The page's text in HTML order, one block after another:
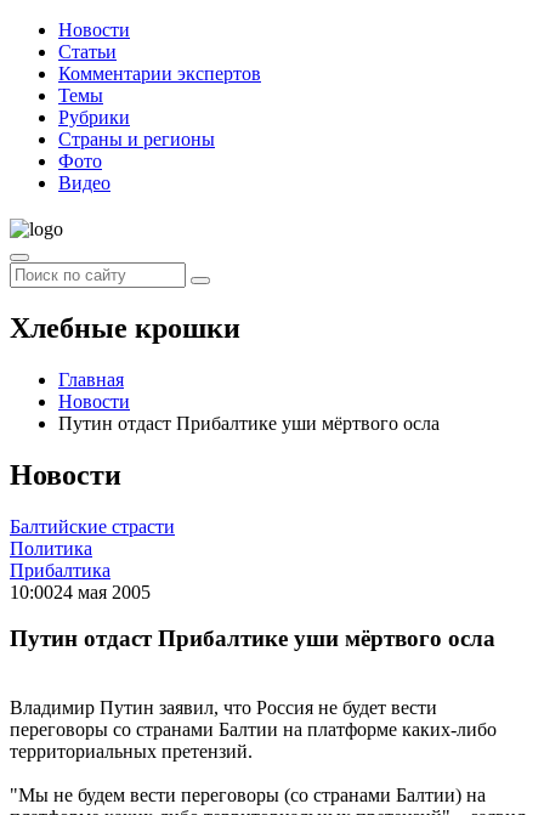
Новости
Статьи
Комментарии экспертов
Темы
Рубрики
Страны и регионы
Фото
Видео
Хлебные крошки
Главная
Новости
Путин отдаст Прибалтике уши мёртвого осла
Новости
Балтийские страсти
Политика
Прибалтика
10:0024 мая 2005
Путин отдаст Прибалтике уши мёртвого осла
Владимир Путин заявил, что Россия не будет вести
переговоры со странами Балтии на платформе каких-либо
территориальных претензий.
"Мы не будем вести переговоры (со странами Балтии) на